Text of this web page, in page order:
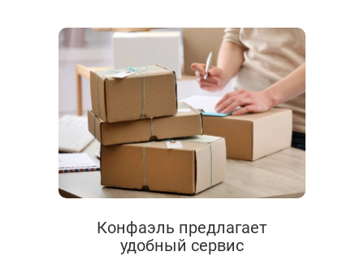
Конфаэль предлагает
удобный сервис